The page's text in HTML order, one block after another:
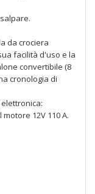
da crociera
facilità d'uso e la
convertibile (8
cronologia di
12V 110 A.